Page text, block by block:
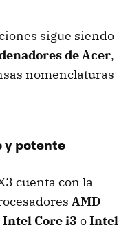
sigue siendo
de Acer,
nomenclaturas
y potente
cuenta con la
AMD
Intel Core i3 oIntel